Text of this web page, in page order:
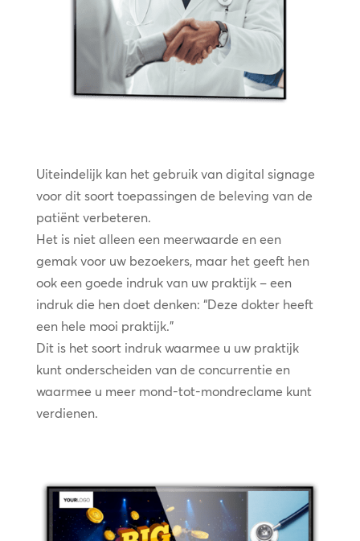
Uiteindelijk kan het gebruik van digital signage
voor dit soort toepassingen de beleving van de
patiënt verbeteren.
Het is niet alleen een meerwaarde en een
gemak voor uw bezoekers, maar het geeft hen
ook een goede indruk van uw praktijk – een
indruk die hen doet denken: “Deze dokter heeft
een hele mooi praktijk.”
Dit is het soort indruk waarmee u uw praktijk
kunt onderscheiden van de concurrentie en
waarmee u meer mond-tot-mondreclame kunt
verdienen.